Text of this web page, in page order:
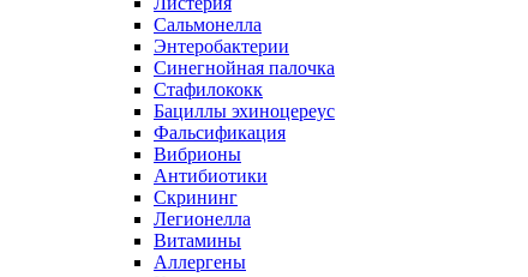
Сальмонелла
Энтеробактерии
Синегнойная палочка
Стафилококк
Бациллы эхиноцереус
Фальсификация
Вибрионы
Антибиотики
Скрининг
Легионелла
Витамины
Аллергены